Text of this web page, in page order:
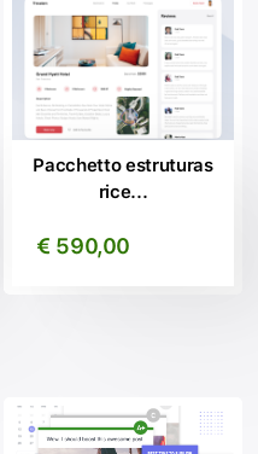
software para criar sites
modo simples e rápido.
satisfeitos podem se
primeiros Lugares do Google.
para mais informações!
Pacchetto estruturas
rice...
€ 590,00